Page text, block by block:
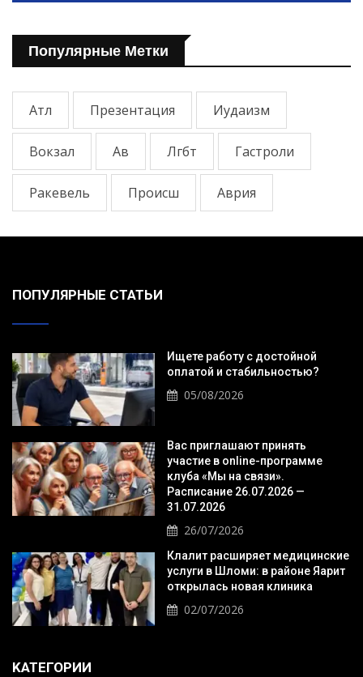
Популярные Метки
Атл Презентация Иудаизм
Вокзал Ав Лгбт Гастроли
Ракевель Происш Аврия
ПОПУЛЯРНЫЕ СТАТЬИ
Ищете работу с достойной
оплатой и стабильностью?
05/08/2026
Вас приглашают принять
участие в online-программе
клуба «Мы на связи».
Расписание 26.07.2026 —
31.07.2026
26/07/2026
Клалит расширяет медицинские
услуги в Шломи: в районе Яарит
открылась новая клиника
02/07/2026
KАТЕГОРИИ